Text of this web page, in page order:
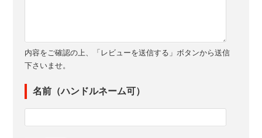
内容をご確認の上、「レビューを送信する」ボタンから送信
下さいませ。
名前（ハンドルネーム可）